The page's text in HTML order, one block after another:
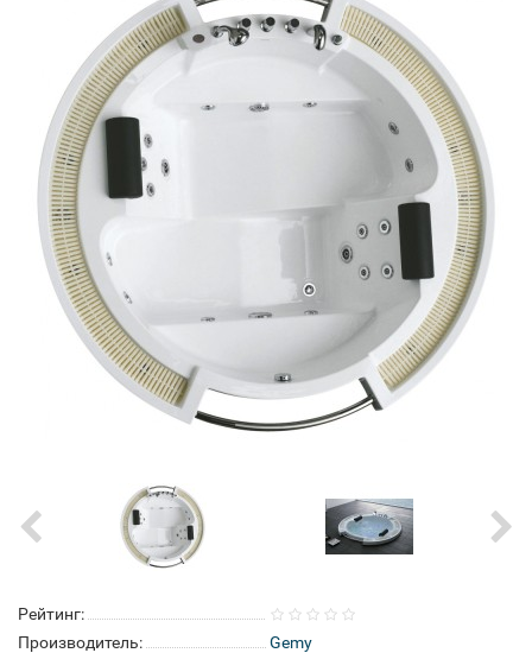
Рейтинг:
Производитель:
Gemy